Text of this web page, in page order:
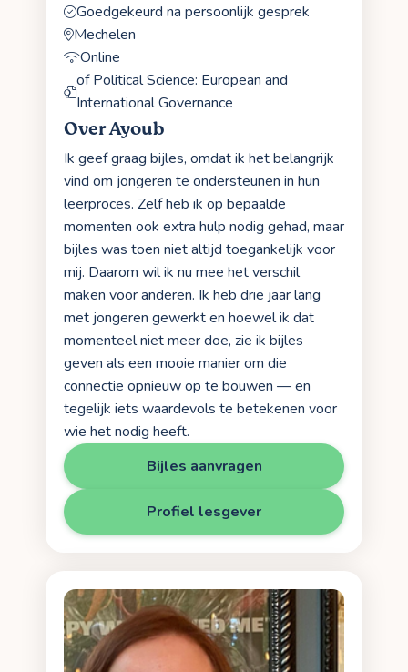
Goedgekeurd na persoonlijk gesprek
Mechelen
Online
of Political Science: European and
International Governance
Over Ayoub
Ik geef graag bijles, omdat ik het belangrijk
vind om jongeren te ondersteunen in hun
leerproces. Zelf heb ik op bepaalde
momenten ook extra hulp nodig gehad, maar
bijles was toen niet altijd toegankelijk voor
mij. Daarom wil ik nu mee het verschil
maken voor anderen. Ik heb drie jaar lang
met jongeren gewerkt en hoewel ik dat
momenteel niet meer doe, zie ik bijles
geven als een mooie manier om die
connectie opnieuw op te bouwen — en
tegelijk iets waardevols te betekenen voor
wie het nodig heeft.
Bijles aanvragen
Profiel lesgever